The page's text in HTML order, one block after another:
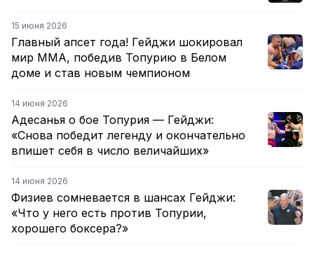
15 июня 2026
Главный апсет года! Гейджи шокировал
мир ММА, победив Топурию в Белом
доме и став новым чемпионом
14 июня 2026
Адесанья о бое Топурия — Гейджи:
«Снова победит легенду и окончательно
впишет себя в число величайших»
14 июня 2026
Физиев сомневается в шансах Гейджи:
«Что у него есть против Топурии,
хорошего боксера?»